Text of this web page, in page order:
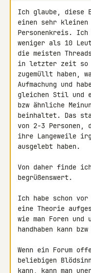
Ich glaube, diese
einen sehr kleinen
Personenkreis.
weniger als 10
die meisten
in letzter zeit so
zugemüllt haben,
Aufmachung und
gleichen Stil und
bzw ähnliche
beinhaltet. Das
von 2-3 Personen,
ihre Langeweile
ausgelebt haben.
Von daher finde
begrüßenswert.
Ich habe schon
eine Theorie
wie man Foren und
handhaben kann
Wenn ein Forum
beliebigen
kann, kann man